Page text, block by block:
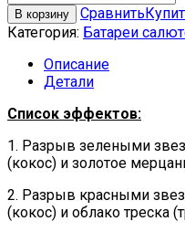
В корзину Сравнить
Категория: Батареи
Описание
Детали
Список эффектов:
1. Разрыв зелеными
(кокос) и золотое
2. Разрыв красными
(кокос) и облако треска